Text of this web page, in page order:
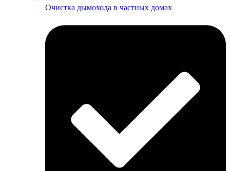
Очистка дымохода в частных домах